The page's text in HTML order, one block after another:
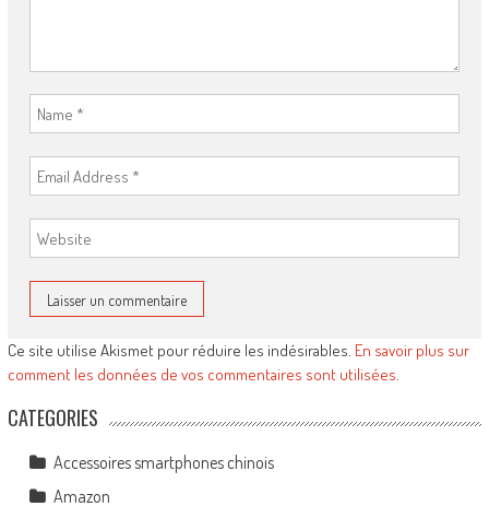
Ce site utilise Akismet pour réduire les indésirables. En savoir plus sur
comment les données de vos commentaires sont utilisées.
CATEGORIES
Accessoires smartphones chinois
Amazon